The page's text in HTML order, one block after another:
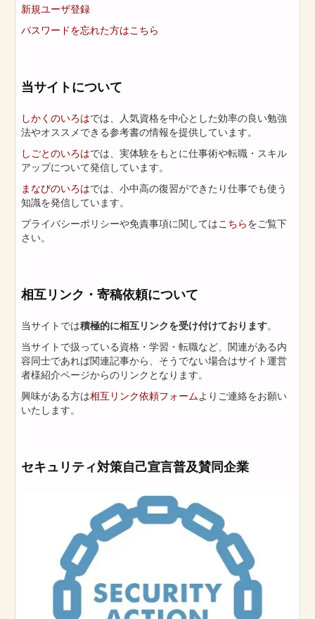
新規ユーザ登録
パスワードを忘れた方はこちら
当サイトについて
しかくのいろはでは、人気資格を中心とした効率の良い勉強
法やオススメできる参考書の情報を提供しています。
しごとのいろはでは、実体験をもとに仕事術や転職・スキル
アップについて発信しています。
まなびのいろはでは、小中高の復習ができたり仕事でも使う
知識を発信しています。
プライバシーポリシーや免責事項に関してはこちらをご覧下
さい。
相互リンク・寄稿依頼について
当サイトでは積極的に相互リンクを受け付けております。
当サイトで扱っている資格・学習・転職など、関連がある内
容同士であれば関連記事から、そうでない場合はサイト運営
者様紹介ページからのリンクとなります。
興味がある方は相互リンク依頼フォームよりご連絡をお願い
いたします。
セキュリティ対策自己宣言普及賛同企業